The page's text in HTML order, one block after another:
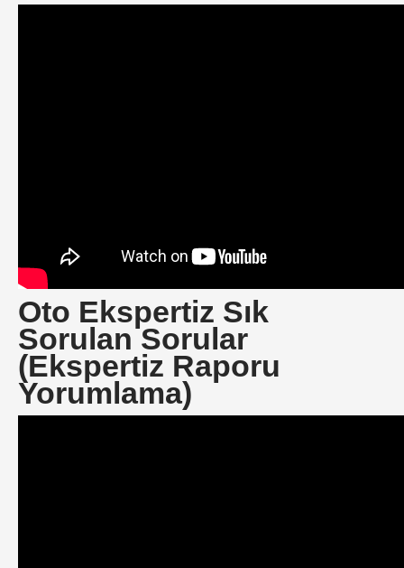
Oto Ekspertiz Sık
Sorulan Sorular
(Ekspertiz Raporu
Yorumlama)